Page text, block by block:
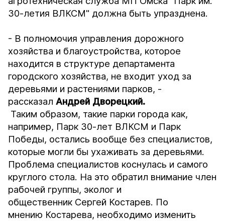
30-летия ВЛКСМ" должна быть упразднена.
- В полномочия управления дорожного
хозяйства и благоустройства, которое
находится в структуре департамента
городского хозяйства, не входит уход за
деревьями и растениями парков, -
рассказалАндрей Дворецкий.
Таким образом, такие парки города как,
например, Парк 30-лет ВЛКСМ и Парк
Победы, остались вообще без специалистов,
которые могли бы ухаживать за деревьями.
Проблема специалистов коснулась и самого
круглого стола. На это обратил внимание член
рабочей группы, эколог и
общественник Сергей Костарев. По
мнению Костарева, необходимо изменить